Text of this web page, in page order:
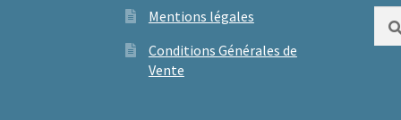
Mentions légales
Conditions Générales de
Vente